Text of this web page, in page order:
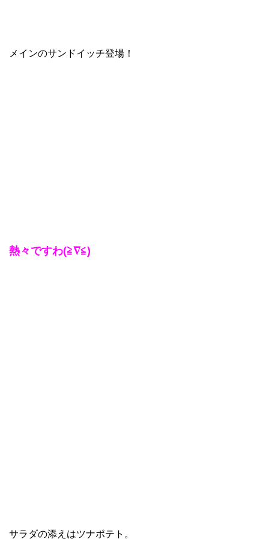
メインのサンドイッチ登場！
熱々ですわ(≧∇≦)
サラダの添えはツナポテト。